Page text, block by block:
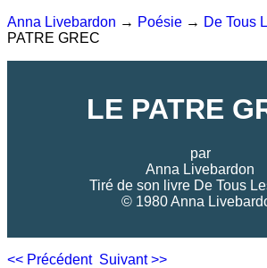
Anna Livebardon → Poésie → De Tous
PATRE GREC
LE PATRE
par
Anna Livebardon
Tiré de son livre De Tous
© 1980 Anna
<< Précédent Suivant >>